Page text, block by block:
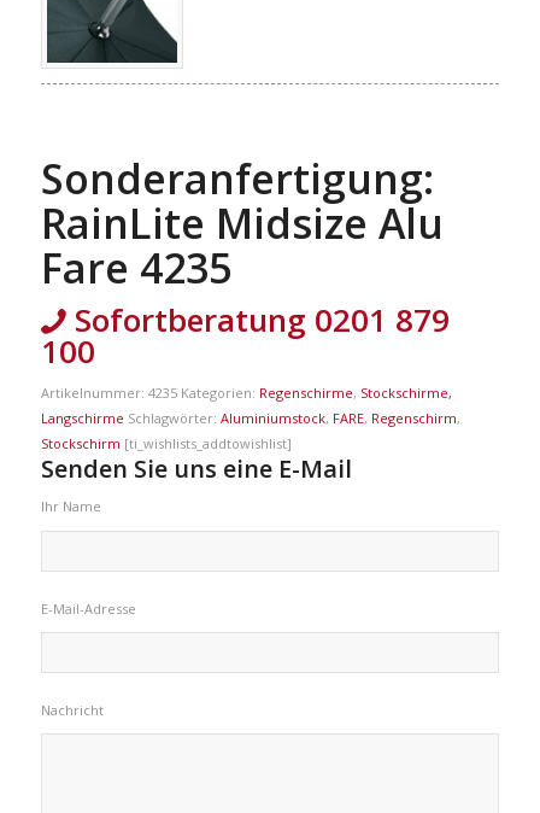
Sonderanfertigung:
RainLite Midsize Alu
Fare 4235
Sofortberatung 0201 879
100
Artikelnummer: 4235 Kategorien: Regenschirme, Stockschirme,
Langschirme Schlagwörter: Aluminiumstock, FARE, Regenschirm,
Stockschirm [ti_wishlists_addtowishlist]
Senden Sie uns eine E-Mail
Ihr Name
E-Mail-Adresse
Nachricht